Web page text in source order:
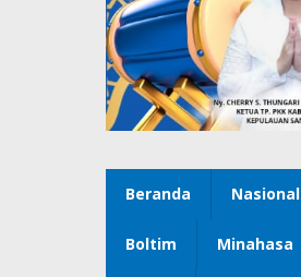
Beranda Nasional
Boltim Minahasa